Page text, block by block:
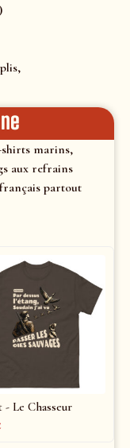
marins,
aux refrains
partout
Le Chasseur